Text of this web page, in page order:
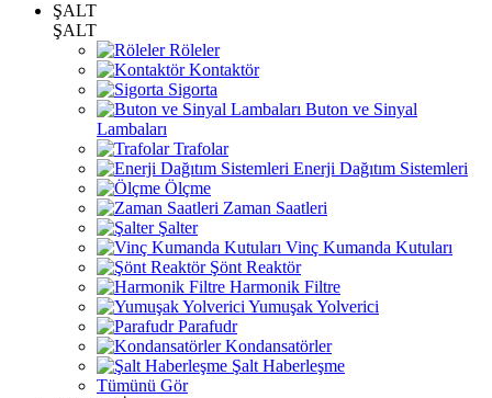
ŞALT
ŞALT
Röleler
Kontaktör
Sigorta
Buton ve Sinyal
Lambaları
Trafolar
Enerji Dağıtım Sistemleri
Ölçme
Zaman Saatleri
Şalter
Vinç Kumanda Kutuları
Şönt Reaktör
Harmonik Filtre
Yumuşak Yolverici
Parafudr
Kondansatörler
Şalt Haberleşme
Tümünü Gör